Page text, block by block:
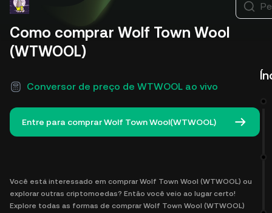
Como comprar Wolf Town Wool
(WTWOOL)
Conversor de preço de WTWOOL ao vivo
Entre para comprar Wolf Town Wool(WTWOOL)
Você está interessado em comprar Wolf Town Wool (WTWOOL) ou
explorar outras criptomoedas? Então você veio ao lugar certo!
Explore todas as formas de comprar Wolf Town Wool (WTWOOL)